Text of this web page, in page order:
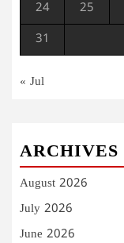
24 25
31
« Jul
ARCHIVES
August 2026
July 2026
June 2026